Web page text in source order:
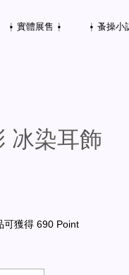
⍿ 實體展售 ⍿ ⍿ 蚤操小
冰染耳飾
可獲得 690 Point